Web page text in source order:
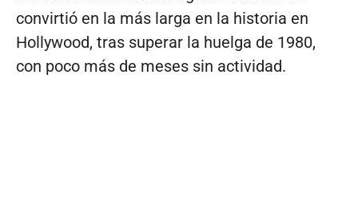
convirtió en la más larga en la historia en
Hollywood, tras superar la huelga de 1980,
con poco más de meses sin actividad.